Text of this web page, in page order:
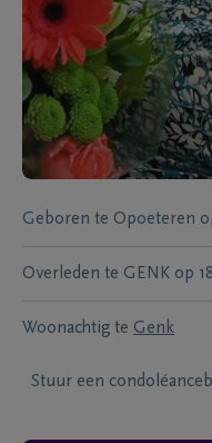
Geboren te Opoeteren
Overleden te GENK op
Woonachtig te Genk
Stuur een